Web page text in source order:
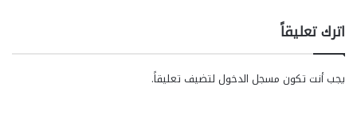
اترك تعليقاً
يجب أنت تكون مسجل الدخول لتضيف تعليقاً.